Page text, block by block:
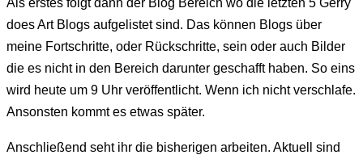
does Art Blogs aufgelistet sind. Das können Blogs über
meine Fortschritte, oder Rückschritte, sein oder auch Bilder
die es nicht in den Bereich darunter geschafft haben. So eins
wird heute um 9 Uhr veröffentlicht. Wenn ich nicht verschlafe.
Ansonsten kommt es etwas später.
Anschließend seht ihr die bisherigen arbeiten. Aktuell sind